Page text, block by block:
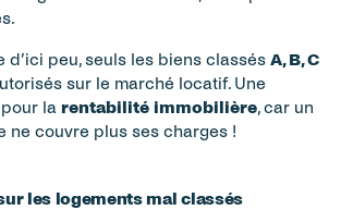
d’ici peu, seuls les biens classés A, B, C
sur le marché locatif. Une
la rentabilité immobilière, car un
ne couvre plus ses charges !
les logements mal classés